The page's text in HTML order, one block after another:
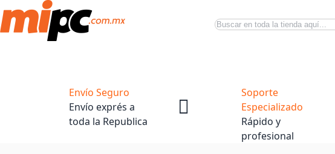
Buscar
Envío Seguro
Envío exprés a
toda la Republica
Soporte
Especializado
Rápido y
profesional